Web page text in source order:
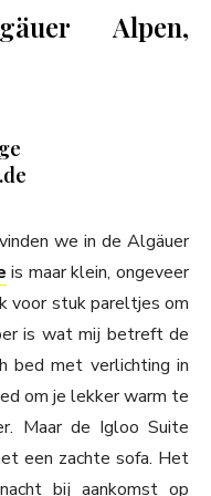
Alpen,
we in de Algäuer
is maar klein, ongeveer
voor stuk pareltjes om
is wat mij betreft de
bed met verlichting in
om je lekker warm te
Maar de Igloo Suite
een zachte sofa. Het
bij aankomst op